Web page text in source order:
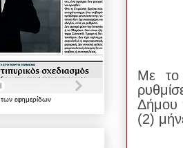
Με το
Δήμου
(2)
των εφημερίδων